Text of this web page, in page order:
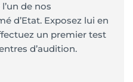
de nos
d’Etat. Exposez lui en
un premier test
d’audition.